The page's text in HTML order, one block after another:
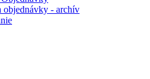
objednávky - archív